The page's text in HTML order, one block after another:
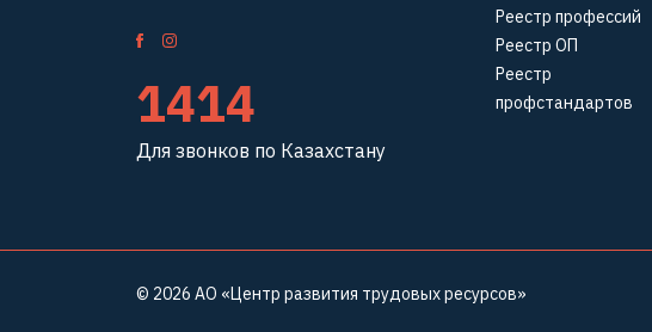
1414
Для звонков по Казахстану
Реестр профессий
Реестр ОП
Реестр
профстандартов
© 2026 АО «Центр развития трудовых ресурсов»